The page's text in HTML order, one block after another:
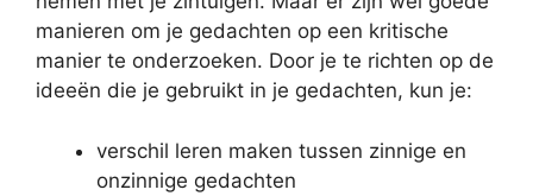
manieren om je gedachten op een kritische
manier te onderzoeken. Door je te richten op de
ideeën die je gebruikt in je gedachten, kun je:
verschil leren maken tussen zinnige en
onzinnige gedachten